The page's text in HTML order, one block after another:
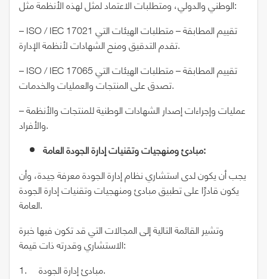
الوطني والدولي، ومتطلبات الاعتماد لمثل لهذه الأنظمة مثل:
– ISO / IEC 17021 تقييم المطابقة – متطلبات الهيئات التي
تقدم التدقيق ومنح الشهادات لأنظمة الإدارة.
– ISO / IEC 17065 تقييم المطابقة – متطلبات الهيئات التي
تصدق على المنتجات والعمليات والخدمات.
– عمليات وإجراءات إصدار الشهادات الوطنية للمنتجات والأنظمة
والأفراد.
مبادئ ومنهجيات وتقنيات إدارة الجودة العامة:
يجب أن يكون لدى استشاري نظام إدارة الجودة معرفة جيدة، وأن
يكون قادرًا على تطبيق مبادئ ومنهجيات وتقنيات إدارة الجودة
العامة.
وتشير القائمة التالية إلى المجالات التي قد تكون فيها خبرة
الاستشاري وقدرته ذات قيمة:
1. مبادئ إدارة الجودة.